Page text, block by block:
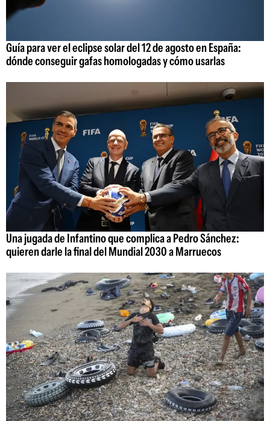
Guía para ver el eclipse solar del 12 de agosto en España:
dónde conseguir gafas homologadas y cómo usarlas
Una jugada de Infantino que complica a Pedro Sánchez:
quieren darle la final del Mundial 2030 a Marruecos